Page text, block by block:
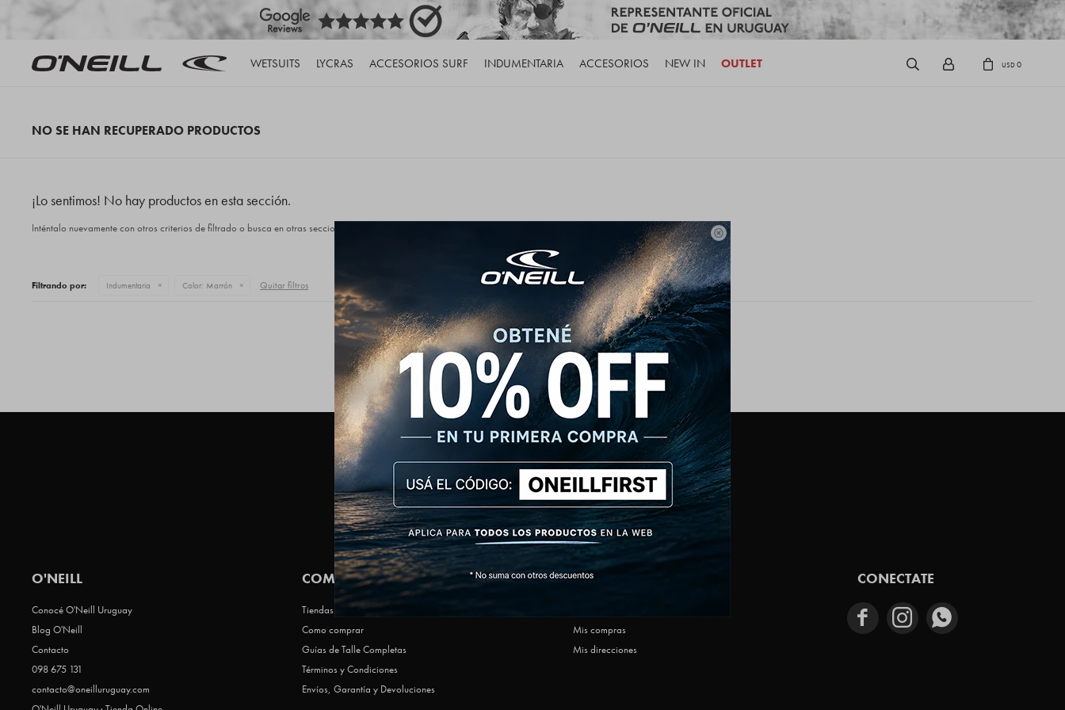

WETSUITS LYCRAS ACCESORIOS SURF INDUMENTARIA ACCESORIOS NEW IN OUTLET USD0
NO SE HAN RECUPERADO PRODUCTOS
¡Lo sentimos! No hay productos en esta sección.
Inténtalo nuevamente con otros criterios de filtrado o busca en otras secciones de nuestro catálogo.
Filtrando por: Indumentaria Color: Marrón Quitar filtros
CONECTATE
  
O'NEILL
Conocé O'Neill Uruguay
Blog O'Neill
Contacto
098 675 131
contacto@oneilluruguay.com
COMPRAR
Tiendas Que Ofrecen O'Neill
Como comprar
Guías de Talle Completas
Términos y Condiciones
Envíos, Garantía y Devoluciones
MI CUENTA
Mis compras
Mis direcciones
NEWSLETTER
SUSCRIBIRME